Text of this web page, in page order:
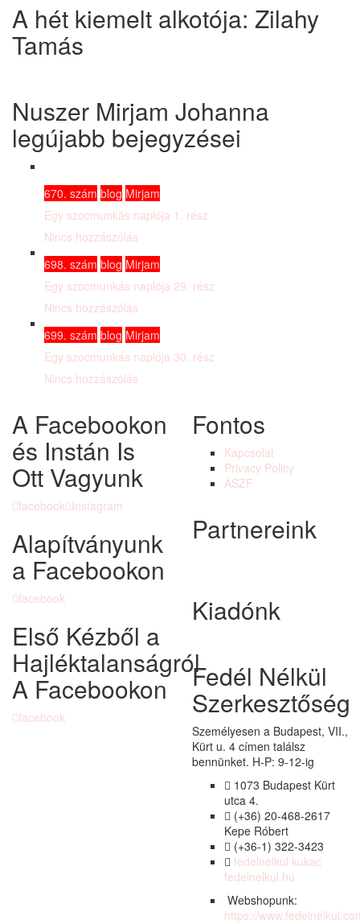
A hét kiemelt alkotója: Zilahy
Tamás
Nuszer Mirjam Johanna
legújabb bejegyzései
670. szám blog Mirjam
Egy szocmunkás naplója 1. rész
Nincs hozzászólás
698. szám blog Mirjam
Egy szocmunkás naplója 29. rész
Nincs hozzászólás
699. szám blog Mirjam
Egy szocmunkás naplója 30. rész
Nincs hozzászólás
A Facebookon
és Instán Is
Ott Vagyunk
facebook Instagram
Alapítványunk
a Facebookon
facebook
Első Kézből a
Hajléktalanságról
A Facebookon
facebook
Fontos
Kapcsolat
Privacy Policy
ÁSZF
Partnereink
Kiadónk
Fedél Nélkül
Szerkesztőség
Személyesen a Budapest, VII.,
Kürt u. 4 címen találsz
bennünket. H-P: 9-12-ig
1073 Budapest Kürt
utca 4.
(+36) 20-468-2617
Kepe Róbert
(+36-1) 322-3423
fedelnelkul kukac
fedelnelkul.hu
Webshopunk:
https://